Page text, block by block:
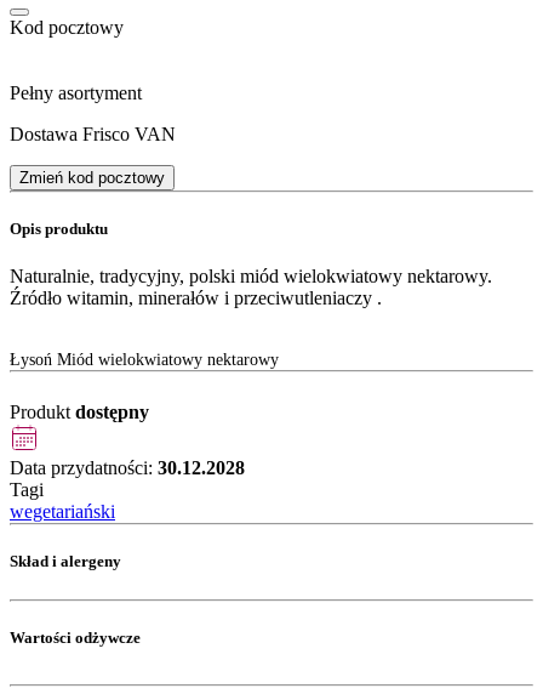
Kod pocztowy
Pełny asortyment
Dostawa Frisco VAN
Zmień kod pocztowy
Opis produktu
Naturalnie, tradycyjny, polski miód wielokwiatowy nektarowy.
Źródło witamin, minerałów i przeciwutleniaczy .
Łysoń Miód wielokwiatowy nektarowy
Produkt dostępny
Data przydatności: 30.12.2028
Tagi
wegetariański
Skład i alergeny
Wartości odżywcze